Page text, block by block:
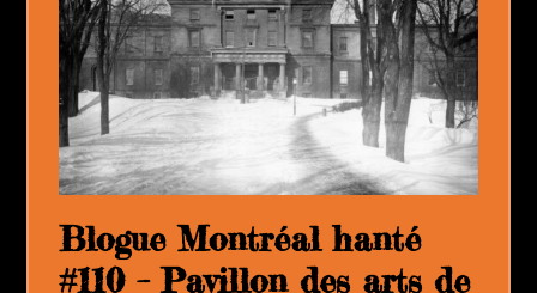
Blogue Montréal hanté
#110 – Pavillon des arts de